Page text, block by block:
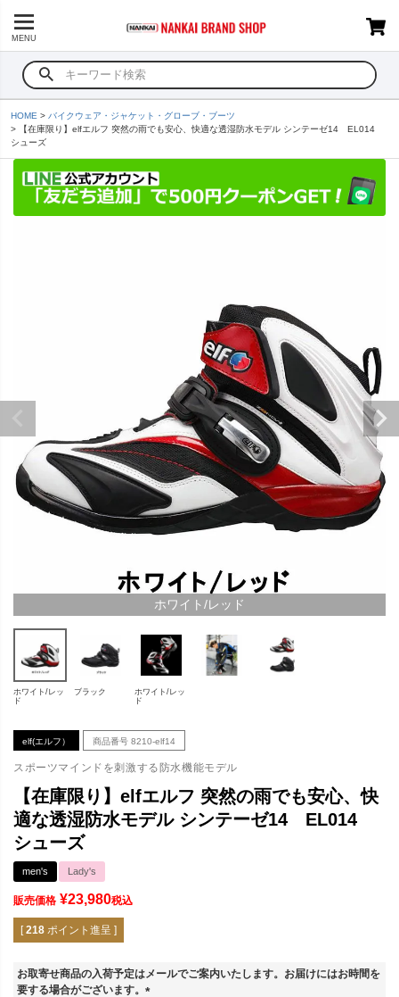
MENU
HOME
バイクウェア・ジャケット・グローブ・ブーツ
【在庫限り】elfエルフ 突然の雨でも安心、快適な透湿防水モデル シンテーゼ14 EL014
シューズ
ホワイト/レッド
ホワイト/レッ
ド
ブラック
ホワイト/レッ
ド
elf(エルフ） 商品番号 8210-elf14
スポーツマインドを刺激する防水機能モデル
【在庫限り】elfエルフ 突然の雨でも安心、快
適な透湿防水モデル シンテーゼ14 EL014
シューズ
men's Lady's
販売価格 ¥23,980税込
[ 218 ポイント進呈 ]
お取寄せ商品の入荷予定はメールでご案内いたします。お届けにはお時間を
要する場合がございます。